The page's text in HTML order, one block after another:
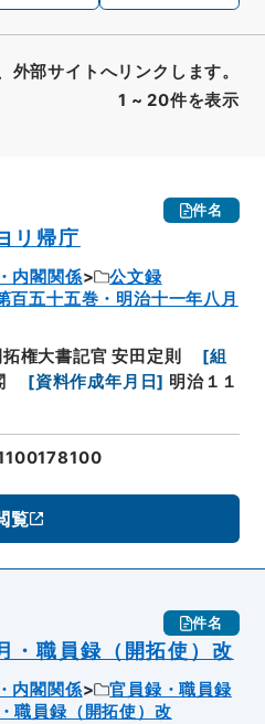
1 ~ 20件を表示
外部サイトへリンクします。
件名
リ帰庁
内閣関係
公文録
百五十五巻・明治十一年八月
拓権大書記官 安田定則 [組
[資料作成年月日] 明治１１
覧
件名
・職員録（開拓使）改
内閣関係
官員録・職員録
職員録（開拓使）改